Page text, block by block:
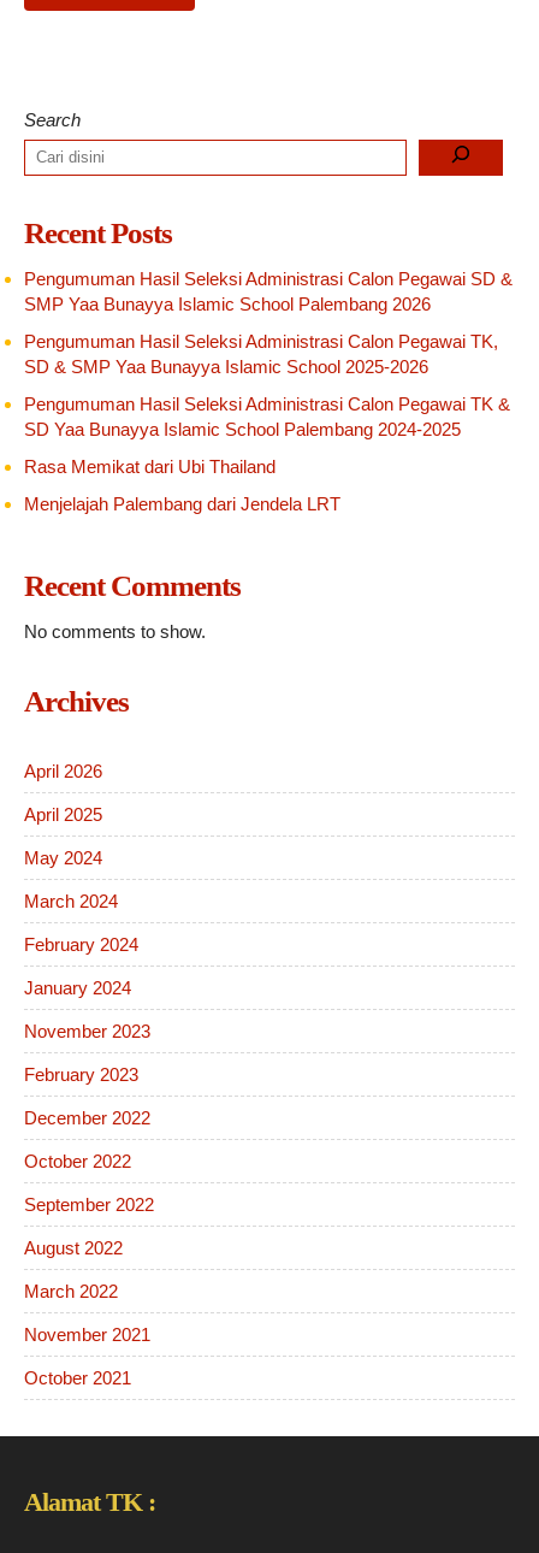
Search
Recent Posts
Pengumuman Hasil Seleksi Administrasi Calon Pegawai SD &
SMP Yaa Bunayya Islamic School Palembang 2026
Pengumuman Hasil Seleksi Administrasi Calon Pegawai TK,
SD & SMP Yaa Bunayya Islamic School 2025-2026
Pengumuman Hasil Seleksi Administrasi Calon Pegawai TK &
SD Yaa Bunayya Islamic School Palembang 2024-2025
Rasa Memikat dari Ubi Thailand
Menjelajah Palembang dari Jendela LRT
Recent Comments
No comments to show.
Archives
April 2026
April 2025
May 2024
March 2024
February 2024
January 2024
November 2023
February 2023
December 2022
October 2022
September 2022
August 2022
March 2022
November 2021
October 2021
Alamat TK :